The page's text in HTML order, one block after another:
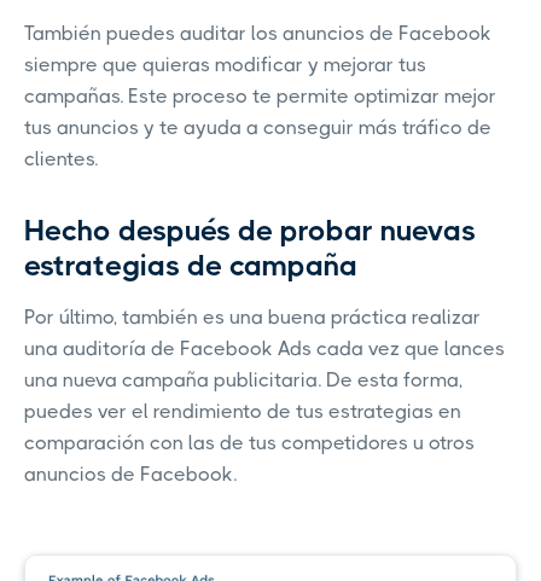
También puedes auditar los anuncios de Facebook
siempre que quieras modificar y mejorar tus
campañas. Este proceso te permite optimizar mejor
tus anuncios y te ayuda a conseguir más tráfico de
clientes.
Hecho después de probar nuevas
estrategias de campaña
Por último, también es una buena práctica realizar
una auditoría de Facebook Ads cada vez que lances
una nueva campaña publicitaria. De esta forma,
puedes ver el rendimiento de tus estrategias en
comparación con las de tus competidores u otros
anuncios de Facebook.